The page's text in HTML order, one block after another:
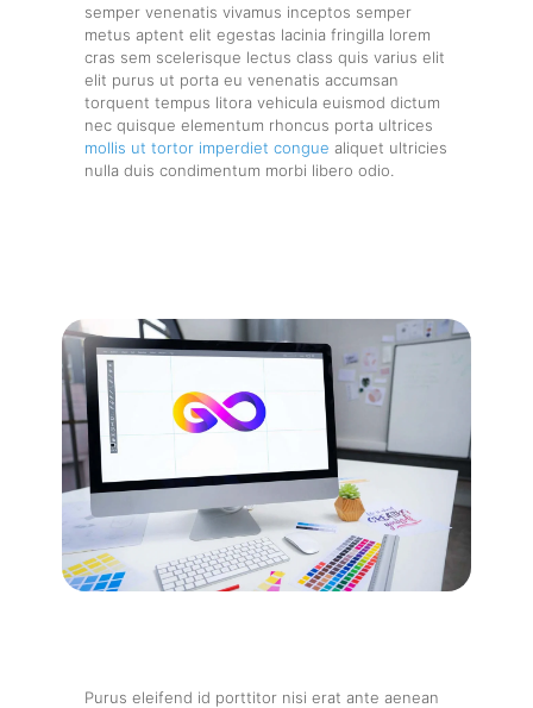
semper venenatis vivamus inceptos semper
metus aptent elit egestas lacinia fringilla lorem
cras sem scelerisque lectus class quis varius elit
elit purus ut porta eu venenatis accumsan
torquent tempus litora vehicula euismod dictum
nec quisque elementum rhoncus porta ultrices
mollis ut tortor imperdiet congue aliquet ultricies
nulla duis condimentum morbi libero odio.
Purus eleifend id porttitor nisi erat ante aenean